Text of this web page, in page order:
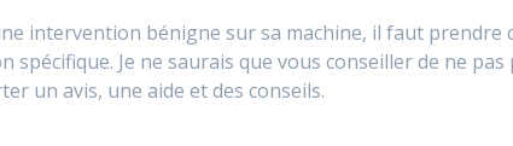
intervention bénigne sur sa machine, il faut prendre
Je ne saurais que vous conseiller de ne
un avis, une aide et des conseils.